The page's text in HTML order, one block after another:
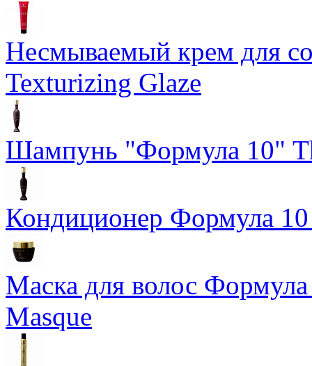
Несмываемый крем для
Texturizing Glaze
Шампунь "Формула 10"
Кондиционер Формула
Маска для волос
Masque